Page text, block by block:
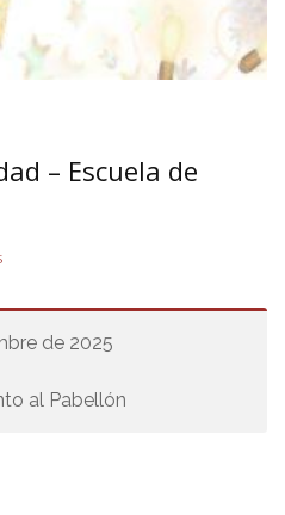
– Escuela de
de 2025
al Pabellón